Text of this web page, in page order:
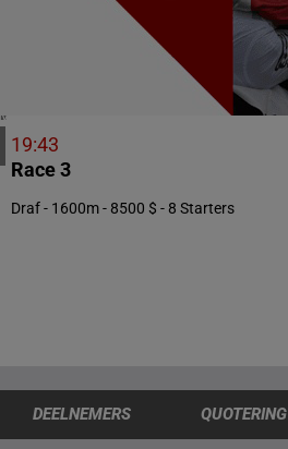
VERENIGDE STATEN
4 meeting(s)
19:43
Race 3
Draf - 1600m - 8500 $ - 8 Starters
DEELNEMERS QUOTERING